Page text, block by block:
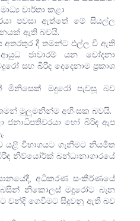
වාර්තා කළා
පවසා ඇත්තේ මේ සියල්ල
ඇති බවයි.
අතරතුර දී තමන්ට එල්ල වී ඇති
ආයුධ ජාවාරම් යන චෝදනා
සහ බිරිඳ දෙදෙනාම ප්‍රකාශ
මිනිසෙක් මදුරෝ පැවසූ බව
මුලුමනින්ම අහිංසක බවයි.
ජනාධිපතිවරයා හෝ බිරිඳ ඇප
යළි විභාගයට ගැනීමට නියමිත
නිව්යෝර්ක් බන්ධානාගාරයේ
අධිකරණ සංකීර්ණයේ
නිකොලස් මදුරෝට බැන
වන්දි ගෙවීමට සිදුවනු ඇති බව